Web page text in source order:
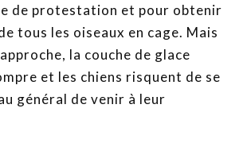
de protestation et pour obtenir
tous les oiseaux en cage. Mais
la couche de glace
et les chiens risquent de se
général de venir à leur